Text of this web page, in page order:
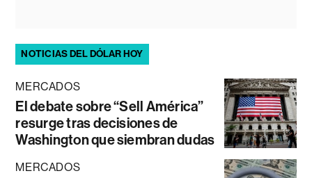
NOTICIAS DEL DÓLAR HOY
MERCADOS
El debate sobre “Sell América”
resurge tras decisiones de
Washington que siembran dudas
MERCADOS